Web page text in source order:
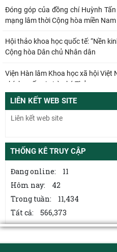
Đóng góp của đồng chí Huỳnh
mạng lâm thời Cộng hòa miền Nam
Hội thảo khoa học quốc tế: “Nền
Cộng hòa Dân chủ Nhân dân
Viện Hàn lâm Khoa học xã hội Việt
chính quốc gia Lào ký Thỏa
Đổi mới công tác kiểm tra, giám
luật: Gắn siết chặt kỷ cương
phân phối trong nền kinh tế thị
Mối quan hệ giữa dân chủ và
Từ điển bách khoa nghề thủ
trình tra cứu góp phần bảo tồn và
LIÊN KẾT WEB SITE
THỐNG KÊ TRUY CẬP
Đang online:
11
Hôm nay:
42
Trong tuần:
11,434
Tất cả:
566,373